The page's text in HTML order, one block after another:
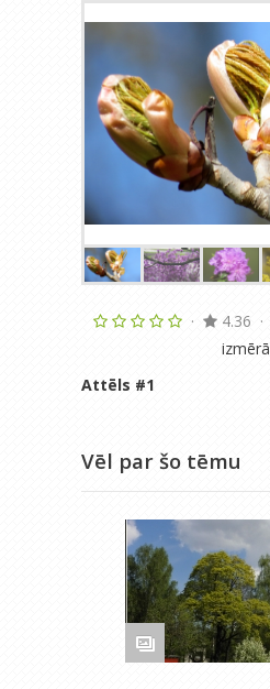
· 4.36 ·
izmērā
Attēls #1
Vēl par šo tēmu